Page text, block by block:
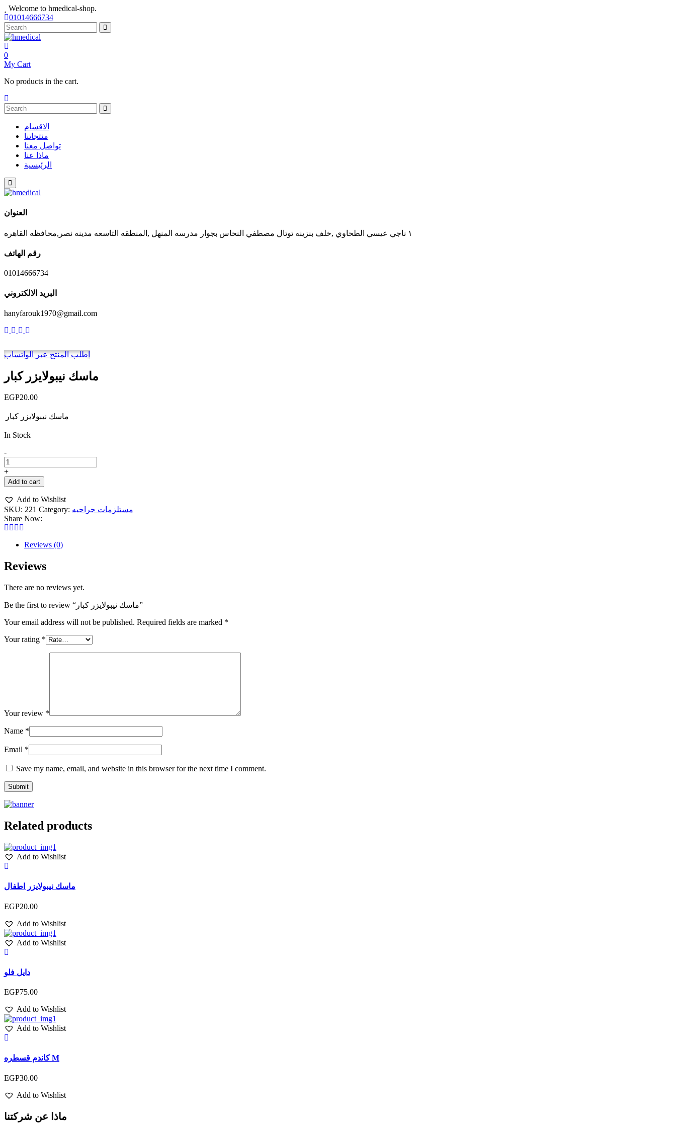
Welcome to hmedical-shop.
01014666734
0
My Cart
No products in the cart.
الاقسام
منتجاتنا
تواصل معنا
ماذا عنا
الرئيسية
العنوان
١ ناجي عيسي الطحاوي ,خلف بنزينه توتال مصطفي النحاس بجوار مدرسه المنهل ,المنطقه التاسعه مدينه نصر,محافظه القاهره
رقم الهاتف
01014666734
البريد الالكتروني
hanyfarouk1970@gmail.com
اطلب المنتج عبر الواتساب
ماسك نيبولايزر كبار
EGP20.00
ماسك نيبولايزر كبار
In Stock
ماسك
نيبولايزر
كبار
quantity
-
+
Add to cart
Add to Wishlist
SKU: 221 Category: مستلزمات جراحيه
Share Now:
Reviews (0)
Reviews
There are no reviews yet.
Be the first to review “ماسك نيبولايزر كبار”
Your email address will not be published. Required fields are marked *
Your rating *
Your review *
Name *
Email *
Save my name, email, and website in this browser for the next time I comment.
Related products
Add to Wishlist
ماسك نيبولايزر اطفال
EGP20.00
Add to Wishlist
Add to Wishlist
دايل فلو
EGP75.00
Add to Wishlist
Add to Wishlist
كاندم قسطره M
EGP30.00
Add to Wishlist
ماذا عن شركتنا